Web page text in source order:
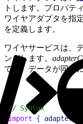
トします。プロパテ
ワイヤアダプタを指
を定義します。
ワイヤサービスは、
ングします。
ても、データが同じ
// Syntax
import { adapterId